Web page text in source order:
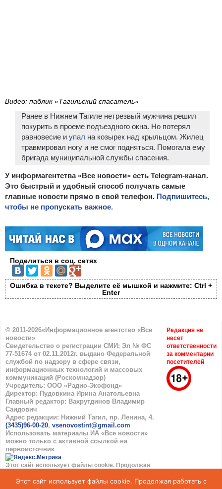
Видео: паблик «Тагильский спасатель»
Ранее в Нижнем Тагиле нетрезвый мужчина решил
покурить в проеме подъездного окна. Но потерял
равновесие и упал на козырек над крыльцом. Жилец
травмировал ногу и не смог подняться. Помогала ему
бригада муниципальной службы спасения.
У информагентства «Все новости» есть Telegram-канал.
Это быстрый и удобный способ получать самые
главные новости прямо в свой телефон. Подпишитесь,
чтобы не пропускать важное.
Поделиться в соц. сетях
Ошибка в тексте? Выделите её мышкой и нажмите: Ctrl +
Enter
© 2011-2026«Информационное агентство «Все
новости»
Свидетельство о регистрации СМИ: Эл № ФС
77-51674 от 02.11.2012г. выдано Федеральной
службой по надзору в сфере связи,
информационных технологий и массовых
коммуникаций (Роскомнадзор)
Учредитель: ООО «Радио-Экофонд»
Директор: Пудовкина Ирина Анатольевна
Главный редактор: Вахрутдинов Владимир
Саидович
Адрес редакции: Нижний Тагил, пр. Ленина, 4.
(3435)96-00-20, vsenovostint@gmail.com
Использовать материалы ИА «Все новости»
можно только с активной ссылкой на
первоисточник
Этот сайт использует файлы cookie. Продолжая
использованием cookie. Подробнее вПолитике
Редакция не
несет
ответственности
за комментарии
посетителей
Этот сайт использует файлы cookie. Продолжая работать с